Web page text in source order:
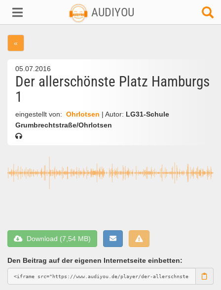
AUDIYOU
«
05.07.2016
Der allerschönste Platz Hamburgs
1
eingestellt von: Ohrlotsen | Autor: LG31-Schule
Grumbrechtstraße/Ohrlotsen
Download (7,54 MB)
Den Beitrag auf der eigenen Internetseite einbetten: